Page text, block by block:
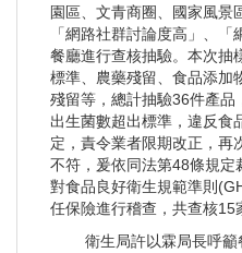
園區、文青商圈、國家風景
「網路社群討論度高」、
餐廳進行查核抽驗。本次抽
標準、農藥殘留、食品添加
殘留等，總計抽驗36件產
出生菌數超出標準，違反食
定，責令業者限期改正，再
不符，爰依同法第48條規
對食品良好衛生規範準則
任保險進行稽查，共查核15
衛生局許以霖局長呼籲